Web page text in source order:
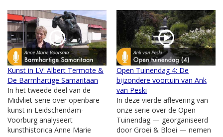
Kunst in LV: Albert Termote &
De Barmhartige Samaritaan
In het tweede deel van de
Midvliet-serie over openbare
kunst in Leidschendam-
Voorburg analyseert
kunsthistorica Anne Marie
Open Tuinendag 4: De
bijzondere voortuin van Ank
van Peski
In deze vierde aflevering van
onze serie over de Open
Tuinendag — georganiseerd
door Groei & Bloei — nemen